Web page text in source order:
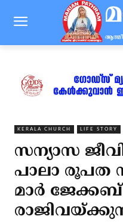
KERALA CHURCH LIFE STORY
സന്യാസ
പാലാ രൂപത
മാര്‍